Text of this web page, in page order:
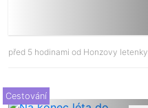
před 5 hodinami od Honzovy letenky
Cestování